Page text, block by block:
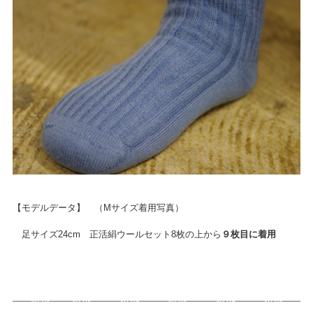
【モデルデータ】 （Mサイズ着用写真）
足サイズ24cm 正活絹ウールセット8枚の上から ９枚目に着用